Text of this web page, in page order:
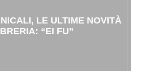
LE ULTIME NOVITÀ
“EI FU”